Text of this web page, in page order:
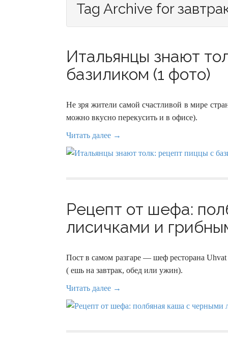
Tag Archive for
Итальянцы знают
базиликом (1 фото)
Не зря жители самой счастливой в мире
можно вкусно перекусить и в офисе).
Читать далее →
Рецепт от шефа:
лисичками и
Пост в самом разгаре — шеф ресторана
( ешь на завтрак, обед или ужин).
Читать далее →